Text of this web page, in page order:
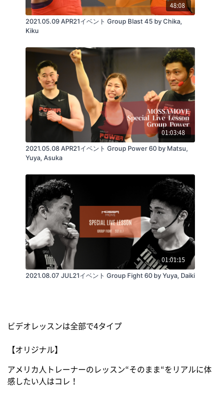
48:08
2021.05.09 APR21イベント Group Blast 45 by Chika,
Kiku
01:03:48
2021.05.08 APR21イベント Group Power 60 by Matsu,
Yuya, Asuka
01:01:15
2021.08.07 JUL21イベント Group Fight 60 by Yuya, Daiki
ビデオレッスンは全部で4タイプ
【オリジナル】
アメリカ人トレーナーのレッスン“そのまま“をリアルに体
感したい人はコレ！